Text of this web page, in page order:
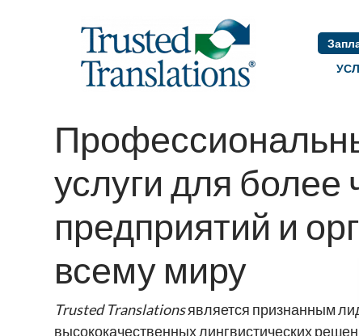
услуги для более
предприятий и
всему миру
Trusted Translationsявляется признанным
высококачественных лингвистических